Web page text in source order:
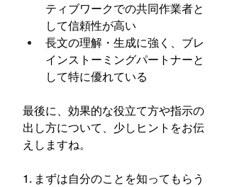
ティブワークでの共同作業者と
して信頼性が高い
長文の理解・生成に強く、ブレ
インストーミングパートナーと
して特に優れている
最後に、効果的な役立て方や指示の
出し方について、少しヒントをお伝
えしますね。
1. まずは自分のことを知ってもらう